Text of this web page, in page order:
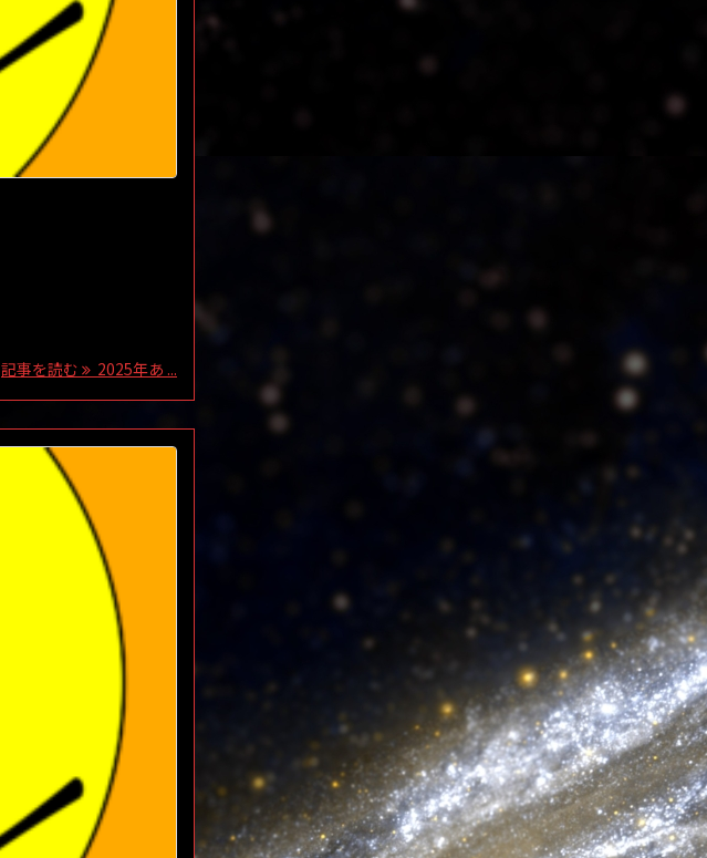
記事を読む 2025年あ ...